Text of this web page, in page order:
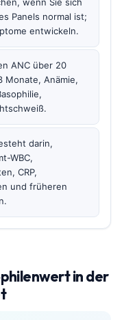
Panels normal ist;
entwickeln.
ANC über 20
Monate, Anämie,
darin,
WBC,
CRP,
und früheren
in der